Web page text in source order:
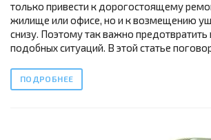
только привести к дорогостоящему
жилище или офисе, но и к возмещению
снизу. Поэтому так важно
подобных ситуаций. В этой статье
ПОДРОБНЕЕ